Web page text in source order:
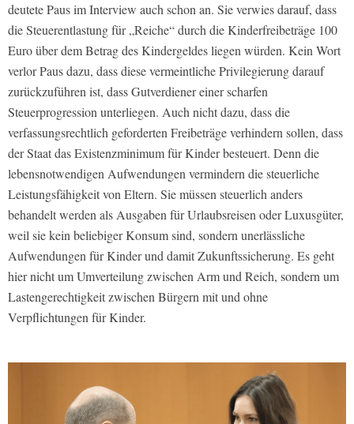
deutete Paus im Interview auch schon an. Sie verwies darauf, dass
die Steuerentlastung für „Reiche“ durch die Kinderfreibeträge 100
Euro über dem Betrag des Kindergeldes liegen würden. Kein Wort
verlor Paus dazu, dass diese vermeintliche Privilegierung darauf
zurückzuführen ist, dass Gutverdiener einer scharfen
Steuerprogression unterliegen. Auch nicht dazu, dass die
verfassungsrechtlich geforderten Freibeträge verhindern sollen, dass
der Staat das Existenzminimum für Kinder besteuert. Denn die
lebensnotwendigen Aufwendungen vermindern die steuerliche
Leistungsfähigkeit von Eltern. Sie müssen steuerlich anders
behandelt werden als Ausgaben für Urlaubsreisen oder Luxusgüter,
weil sie kein beliebiger Konsum sind, sondern unerlässliche
Aufwendungen für Kinder und damit Zukunftssicherung. Es geht
hier nicht um Umverteilung zwischen Arm und Reich, sondern um
Lastengerechtigkeit zwischen Bürgern mit und ohne
Verpflichtungen für Kinder.